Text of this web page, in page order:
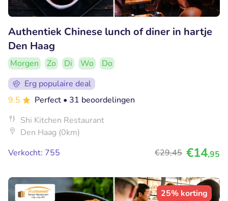
Authentiek Chinese lunch of diner in hartje
Den Haag
Morgen Zo Di Wo
Do
Erg populaire deal
9.5
Perfect • 31 beoordelingen
Shi Kitchen Restaurant
Den Haag (0km)
Verkocht: 755
€29,45 €14,95
25% korting